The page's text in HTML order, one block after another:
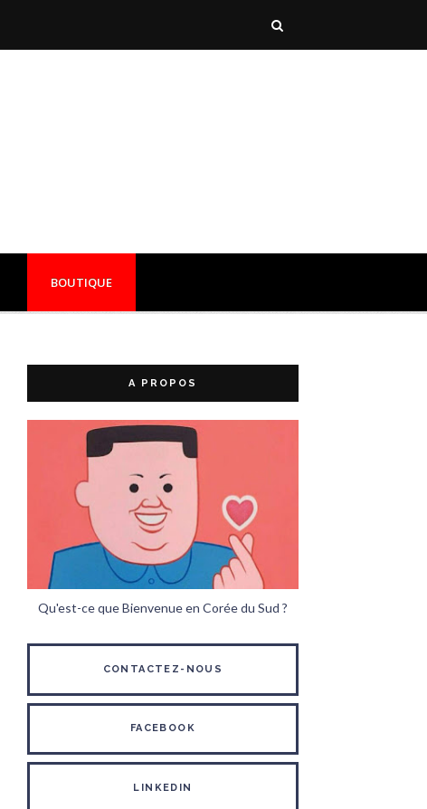
BOUTIQUE
A PROPOS
Qu'est-ce que Bienvenue en Corée du Sud ?
CONTACTEZ-NOUS
FACEBOOK
LINKEDIN